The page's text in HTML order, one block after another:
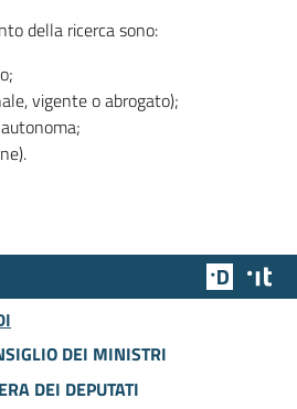
della ricerca sono:
vigente o abrogato);
Team
DEI MINISTRI
DEI DEPUTATI